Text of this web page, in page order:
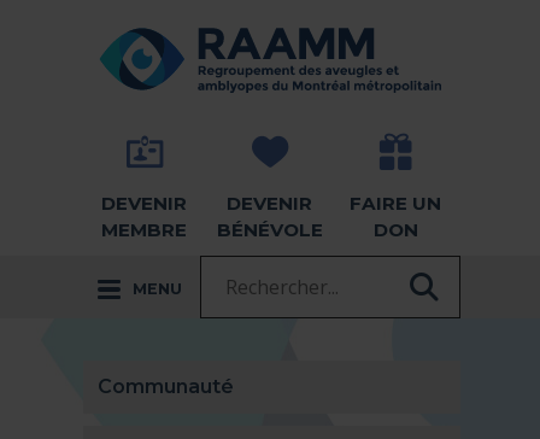
RETOUR À LA PAGE D'ACCUEIL -
DEVENIR
MEMBRE
DEVENIR
BÉNÉVOLE
FAIRE UN
DON
MENU
Communauté